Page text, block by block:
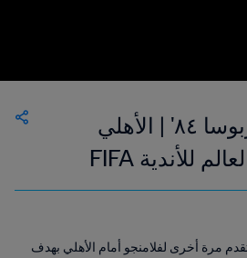
هدف جابرييل باربوسا ٨٤' | الأهلي
وفلامنجو | كأس العالم للأندية FIFA
مرة أخرى لفلامنجو أمام الأهلي بهدف